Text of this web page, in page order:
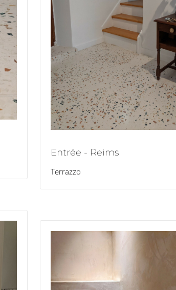
Entrée - Reims
Terrazzo